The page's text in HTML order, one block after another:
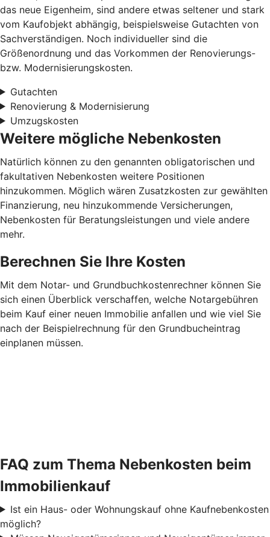
das neue Eigenheim, sind andere etwas seltener und stark
vom Kaufobjekt abhängig, beispielsweise Gutachten von
Sachverständigen. Noch individueller sind die
Größenordnung und das Vorkommen der Renovierungs-
bzw. Modernisierungskosten.
Gutachten
Renovierung & Modernisierung
Umzugskosten
Weitere mögliche Nebenkosten
Natürlich können zu den genannten obligatorischen und
fakultativen Nebenkosten weitere Positionen
hinzukommen. Möglich wären Zusatzkosten zur gewählten
Finanzierung, neu hinzukommende Versicherungen,
Nebenkosten für Beratungsleistungen und viele andere
mehr.
Berechnen Sie Ihre Kosten
Mit dem Notar- und Grundbuchkostenrechner können Sie
sich einen Überblick verschaffen, welche Notargebühren
beim Kauf einer neuen Immobilie anfallen und wie viel Sie
nach der Beispielrechnung für den Grundbucheintrag
einplanen müssen.
FAQ zum Thema Nebenkosten beim
Immobilienkauf
Ist ein Haus- oder Wohnungskauf ohne Kaufnebenkosten
möglich?